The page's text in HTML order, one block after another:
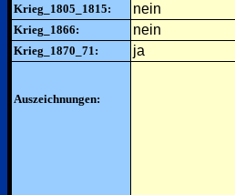
Krieg_1805_1815:
nein
Krieg_1866: nein
Krieg_1870_71: ja
Auszeichnungen: